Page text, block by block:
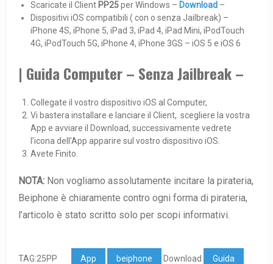
Scaricate il Client PP25per Windows – Download–
Dispositivi iOS compatibili ( con o senza Jailbreak) –
iPhone 4S, iPhone 5, iPad 3, iPad 4, iPad Mini, iPodTouch
4G, iPodTouch 5G, iPhone 4, iPhone 3GS – iOS 5 e iOS 6
| Guida Computer – Senza Jailbreak –
Collegate il vostro dispositivo iOS al Computer,
Vi bastera installare e lanciare il Client, scegliere la vostra
App e avviare il Download, successivamente vedrete
l’icona dell’App apparire sul vostro dispositivo iOS.
Avete Finito.
NOTA:Non vogliamo assolutamente incitare la pirateria,
Beiphone è chiaramente contro ogni forma di pirateria,
l’articolo è stato scritto solo per scopi informativi.
TAG:25PP App beiphone Download Guida